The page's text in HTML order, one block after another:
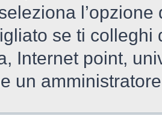
se ti
Internet point,
un